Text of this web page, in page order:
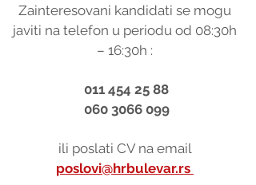
Zainteresovani kandidati se mogu
javiti na telefon u periodu od 08:30h
– 16:30h :
011 454 25 88
060 3066 099
ili poslati CV na email
poslovi@hrbulevar.rs